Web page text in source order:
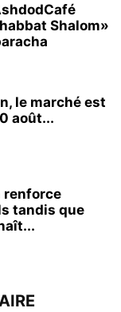
Shalom»
le marché est
août...
renforce
tandis que